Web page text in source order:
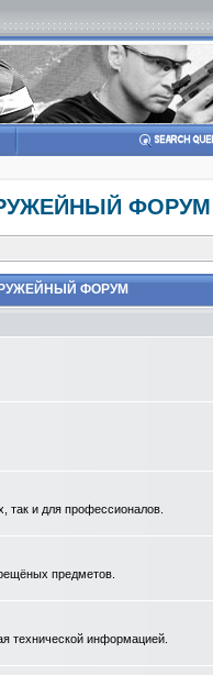
ФОРУМ
ФОРУМ
и для профессионалов.
предметов.
технической информацией.